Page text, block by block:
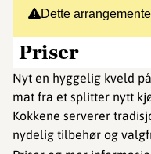
Dette
Priser
Nyt en hyggelig kveld
mat fra et splitter nytt
Kokkene serverer
nydelig tilbehør og